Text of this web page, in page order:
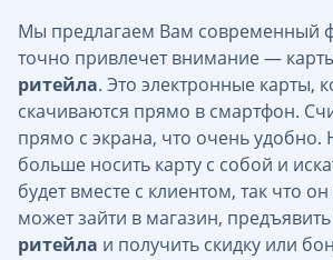
Мы предлагаем Вам современный
точно привлечет внимание —
ритейла. Это электронные карты,
скачиваются прямо в смартфон.
прямо с экрана, что очень удобно.
больше носить карту с собой и
будет вместе с клиентом, так что
может зайти в магазин, предъявить
ритейла и получить скидку или